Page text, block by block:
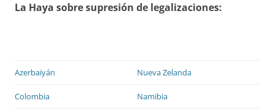
La Haya sobre supresión de legalizaciones:
Azerbaiyán Nueva Zelanda
Colombia Namibia